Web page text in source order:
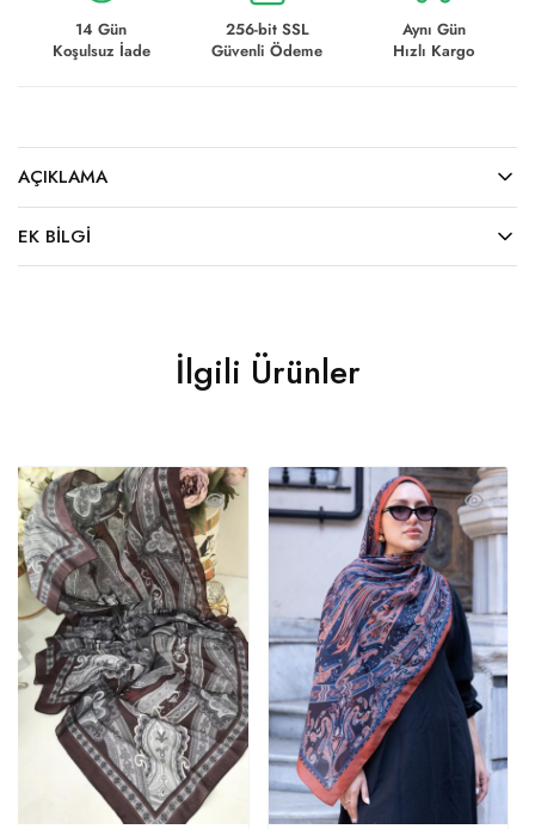
14 Gün
Koşulsuz İade
256-bit SSL
Güvenli Ödeme
Aynı Gün
Hızlı Kargo
AÇIKLAMA
EK BILGI
İlgili Ürünler